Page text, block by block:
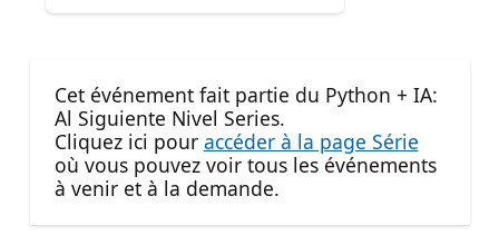
Cet événement fait partie du Python + IA:
Al Siguiente Nivel Series.
Cliquez ici pour accéder à la page Série
où vous pouvez voir tous les événements
à venir et à la demande.